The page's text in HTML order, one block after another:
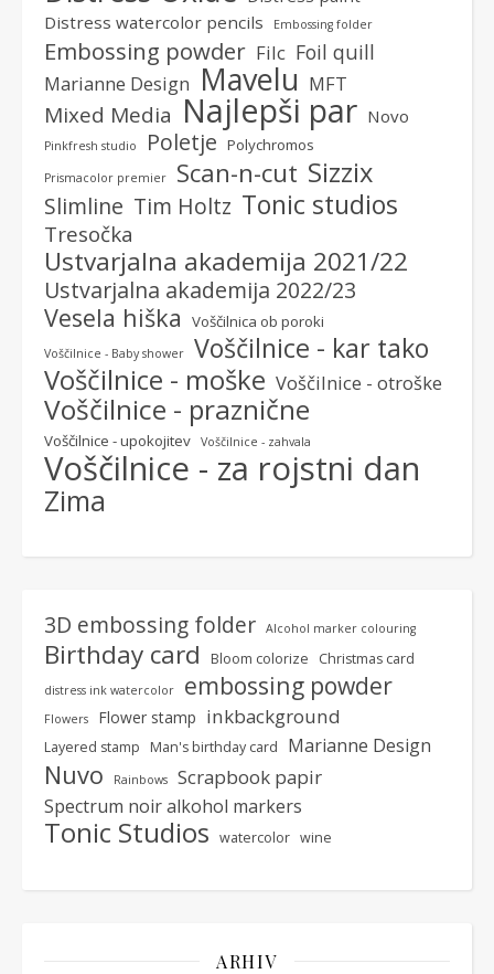
Distress watercolor pencils
Embossing folder
Embossing powder Filc Foil quill
Marianne Design Mavelu MFT
Mixed Media Najlepši par Novo
Pinkfresh studio Poletje Polychromos
Prismacolor premier Scan-n-cut Sizzix
Slimline Tim Holtz Tonic studios
Tresočka
Ustvarjalna akademija 2021/22
Ustvarjalna akademija 2022/23
Vesela hiška Voščilnica ob poroki
Voščilnice - Baby shower Voščilnice - kar tako
Voščilnice - moške Voščilnice - otroške
Voščilnice - praznične
Voščilnice - upokojitev Voščilnice - zahvala
Voščilnice - za rojstni dan
Zima
3D embossing folder Alcohol marker colouring
Birthday card Bloom colorize Christmas card
distress ink watercolor embossing powder
Flowers Flower stamp inkbackground
Layered stamp Man's birthday card Marianne Design
Nuvo Rainbows Scrapbook papir
Spectrum noir alkohol markers
Tonic Studios watercolor wine
ARHIV